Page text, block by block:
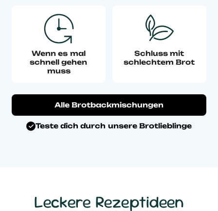
Wenn es mal
schnell gehen
muss
Schluss mit
schlechtem Brot
Alle Brotbackmischungen
Teste dich durch unsere Brotlieblinge
Leckere Rezeptideen